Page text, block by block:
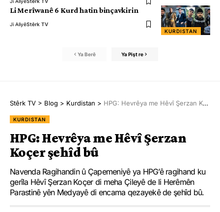
KURDISTAN
Li Merîwanê 6 Kurd hatin binçavkirin
Ji AliyêStêrk TV
Ya Berê Ya Pişt re
Stêrk TV > Blog > Kurdistan > HPG: Hevrêya me Hêvî Şerzan Koçer şehîd bû
KURDISTAN
HPG: Hevrêya me Hêvî Şerzan
Koçer şehîd bû
Navenda Ragihandin û Çapemeniyê ya HPG’ê ragihand ku
gerîla Hêvî Şerzan Koçer di meha Çileyê de li Herêmên
Parastinê yên Medyayê di encama qezayekê de şehîd bû.